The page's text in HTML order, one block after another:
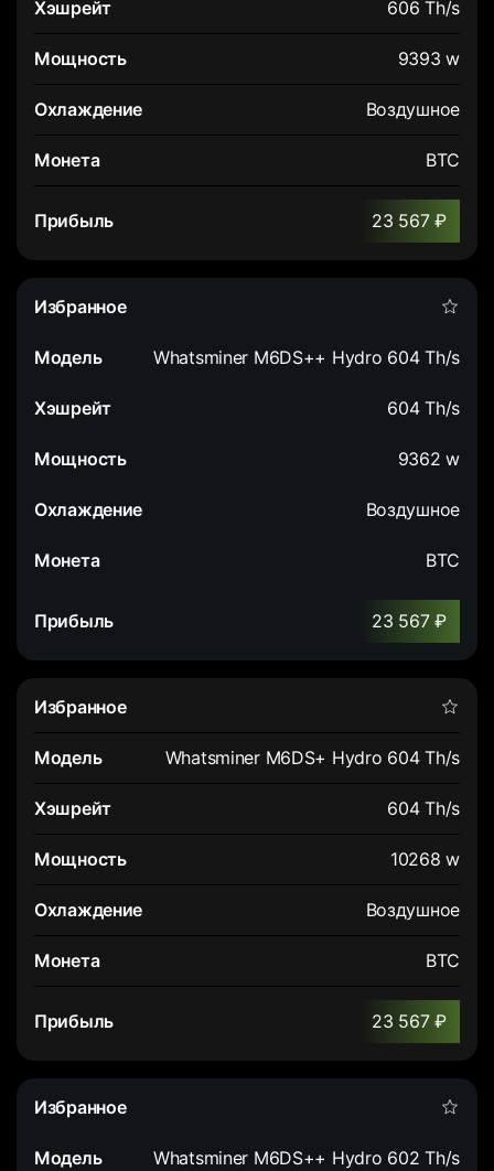
606 Th/s
9393 w
Воздушное
BTC
23 567 ₽
Whatsminer M6DS++ Hydro 604 Th/s
604 Th/s
9362 w
Воздушное
BTC
23 567 ₽
Whatsminer M6DS+ Hydro 604 Th/s
604 Th/s
10268 w
Воздушное
BTC
23 567 ₽
Whatsminer M6DS++ Hydro 602 Th/s